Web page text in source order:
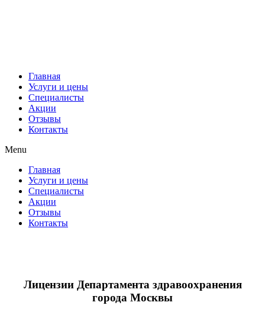
Главная
Услуги и цены
Специалисты
Акции
Отзывы
Контакты
Menu
Главная
Услуги и цены
Специалисты
Акции
Отзывы
Контакты
Лицензии Департамента здравоохранения
города Москвы